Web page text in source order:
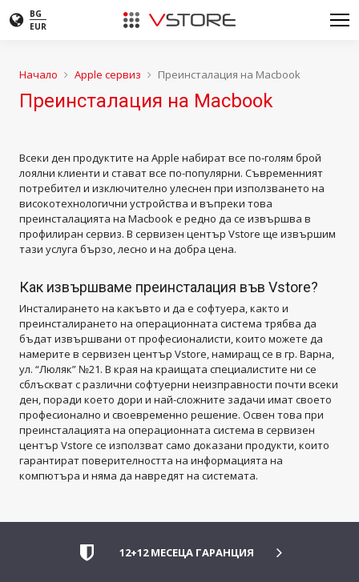
BG
EUR
Начало Apple сервиз Преинсталация на Macbook
Преинсталация на Macbook
Всеки ден продуктите на Apple набират все по-голям брой
лоялни клиенти и стават все по-популярни. Съвременният
потребител и изключително улеснен при използването на
високотехнологични устройства и въпреки това
преинсталацията на Macbook е редно да се извършва в
профилиран сервиз. В сервизен център Vstore ще извършим
тази услуга бързо, лесно и на добра цена.
Как извършваме преинсталация във Vstore?
Инсталирането на какъвто и да е софтуера, както и
преинсталирането на операционната система трябва да
бъдат извършвани от професионалисти, които можете да
намерите в сервизен център Vstore, намиращ се в гр. Варна,
ул. “Люляк” №21. В края на краищата специалистите ни се
сблъскват с различни софтуерни неизправности почти всеки
ден, поради което дори и най-сложните задачи имат своето
професионално и своевременно решение. Освен това при
преинсталацията на операционната система в сервизен
център Vstore се използват само доказани продукти, които
гарантират поверителността на информацията на
компютъра и няма да навредят на системата.
12+12 МЕСЕЦА ГАРАНЦИЯ